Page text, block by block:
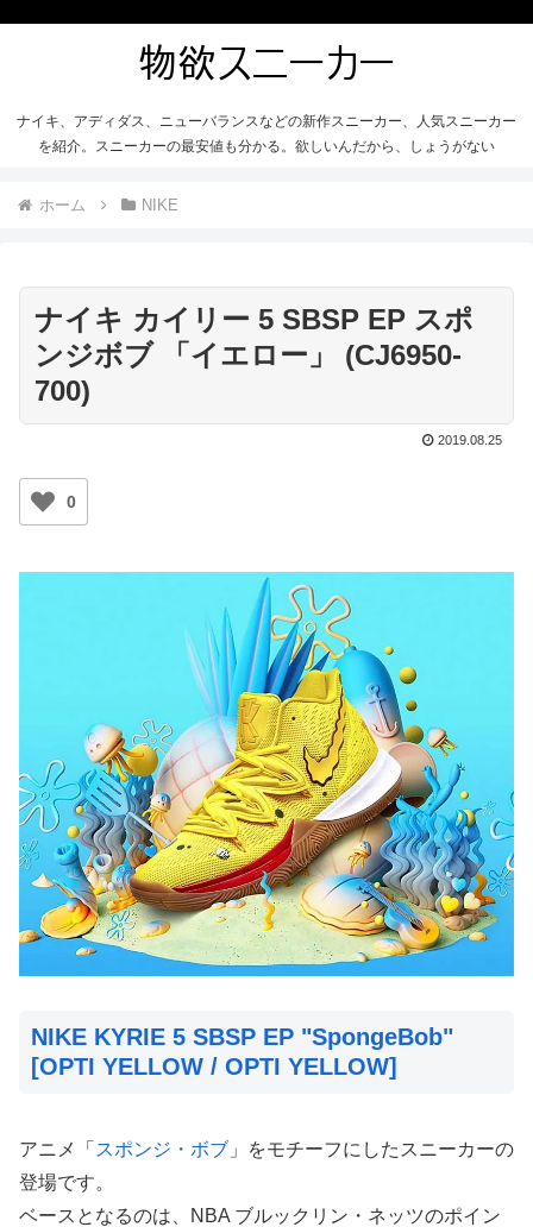
ナイキ、アディダス、ニューバランスなどの新作スニーカー、人気スニーカー
を紹介。スニーカーの最安値も分かる。欲しいんだから、しょうがない
ホーム NIKE
ナイキ カイリー 5 SBSP EP スポ
ンジボブ 「イエロー」 (CJ6950-
700)
2019.08.25
0
NIKE KYRIE 5 SBSP EP "SpongeBob"
[OPTI YELLOW / OPTI YELLOW]
アニメ「 スポンジ・ボブ 」をモチーフにしたスニーカーの
登場です。
ベースとなるのは、NBA ブルックリン・ネッツのポイン